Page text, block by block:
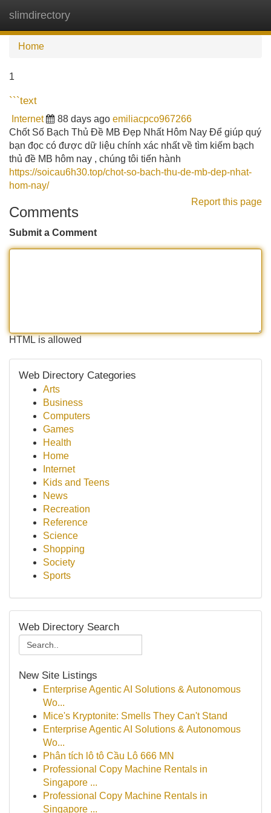
slimdirectory
Home
1
```text
Internet 88 days ago emiliacpco967266
Chốt Số Bạch Thủ Đề MB Đẹp Nhất Hôm Nay Để giúp quý
bạn đọc có được dữ liệu chính xác nhất về tìm kiếm bạch
thủ đề MB hôm nay , chúng tôi tiến hành
https://soicau6h30.top/chot-so-bach-thu-de-mb-dep-nhat-
hom-nay/
Report this page
Comments
Submit a Comment
HTML is allowed
Web Directory Categories
Arts
Business
Computers
Games
Health
Home
Internet
Kids and Teens
News
Recreation
Reference
Science
Shopping
Society
Sports
Web Directory Search
New Site Listings
Enterprise Agentic AI Solutions & Autonomous
Wo...
Mice's Kryptonite: Smells They Can't Stand
Enterprise Agentic AI Solutions & Autonomous
Wo...
Phân tích lô tô Cầu Lô 666 MN
Professional Copy Machine Rentals in
Singapore ...
Professional Copy Machine Rentals in
Singapore ...